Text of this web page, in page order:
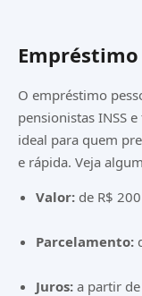
O empréstimo
pensionistas INSS
ideal para quem
e rápida. Veja
Valor: de R$
Parcelamento:
Juros: a partir